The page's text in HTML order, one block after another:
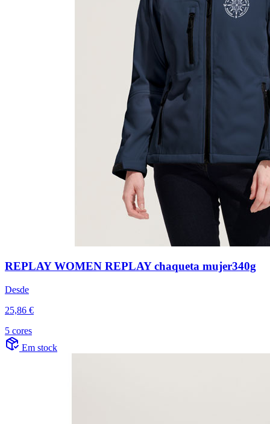
REPLAY WOMEN REPLAY chaqueta mujer340g
Desde
25,86 €
5 cores
Em stock